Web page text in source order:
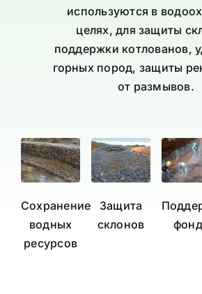
используются в
целях, для защиты
поддержки котлованов,
горных пород, защиты
от размывов.
Сохранение
водных
ресурсов
Защита
склонов